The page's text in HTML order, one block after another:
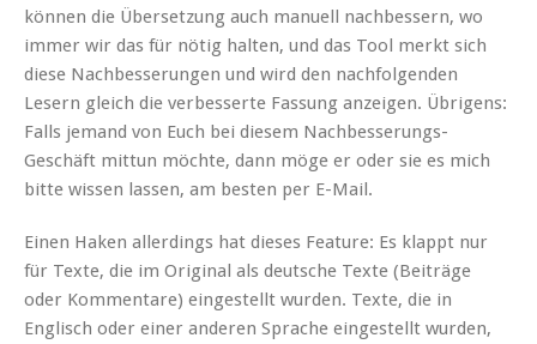
können die Übersetzung auch manuell nachbessern, wo
immer wir das für nötig halten, und das Tool merkt sich
diese Nachbesserungen und wird den nachfolgenden
Lesern gleich die verbesserte Fassung anzeigen. Übrigens:
Falls jemand von Euch bei diesem Nachbesserungs-
Geschäft mittun möchte, dann möge er oder sie es mich
bitte wissen lassen, am besten per E-Mail.
Einen Haken allerdings hat dieses Feature: Es klappt nur
für Texte, die im Original als deutsche Texte (Beiträge
oder Kommentare) eingestellt wurden. Texte, die in
Englisch oder einer anderen Sprache eingestellt wurden,